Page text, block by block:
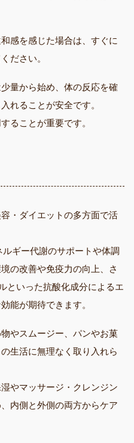
感を感じた場合は、すぐに
ださい。
量から始め、体の反応を確
れることが安全です。
ることが重要です。
・ダイエットの多方面で活
ギー代謝のサポートや体調
の改善や免疫力の向上、さ
といった抗酸化成分によるエ
能が期待できます。
やスムージー、パンやお菓
生活に無理なく取り入れら
やマッサージ・クレンジン
内側と外側の両方からケア